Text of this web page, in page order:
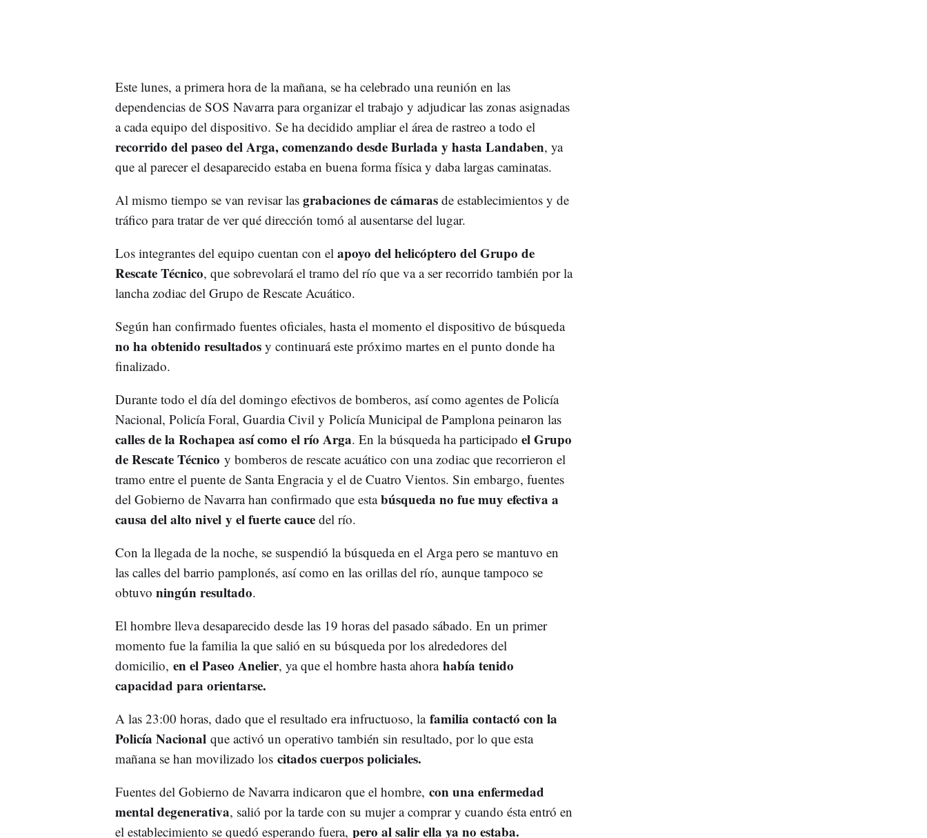
Este lunes, a primera hora de la mañana, se ha celebrado una reunión en las
dependencias de SOS Navarra para organizar el trabajo y adjudicar las zonas asignadas
a cada equipo del dispositivo. Se ha decidido ampliar el área de rastreo a todo el
recorrido del paseo del Arga, comenzando desde Burlada y hasta Landaben, ya
que al parecer el desaparecido estaba en buena forma física y daba largas caminatas.
Al mismo tiempo se van revisar las grabaciones de cámarasde establecimientos y de
tráfico para tratar de ver qué dirección tomó al ausentarse del lugar.
Los integrantes del equipo cuentan con el apoyo del helicóptero del Grupo de
Rescate Técnico, que sobrevolará el tramo del río que va a ser recorrido también por la
lancha zodiac del Grupo de Rescate Acuático.
Según han confirmado fuentes oficiales, hasta el momento el dispositivo de búsqueda
no ha obtenido resultados y continuará este próximo martes en el punto donde ha
finalizado.
Durante todo el día del domingo efectivos de bomberos, así como agentes de Policía
Nacional, Policía Foral, Guardia Civil y Policía Municipal de Pamplona peinaron las
calles de la Rochapea así como el río Arga. En la búsqueda ha participado el Grupo
de Rescate Técnico y bomberos de rescate acuático con una zodiac que recorrieron el
tramo entre el puente de Santa Engracia y el de Cuatro Vientos. Sin embargo, fuentes
del Gobierno de Navarra han confirmado que estabúsqueda no fue muy efectiva a
causa del alto nivel y el fuerte caucedel río.
Con la llegada de la noche, se suspendió la búsqueda en el Arga pero se mantuvo en
las calles del barrio pamplonés, así como en las orillas del río, aunque tampoco se
obtuvo ningún resultado.
El hombre lleva desaparecido desde las 19 horas del pasado sábado. En un primer
momento fue la familia la que salió en su búsqueda por los alrededores del
domicilio, en el Paseo Anelier, ya que el hombre hasta ahora había tenido
capacidad para orientarse.
A las 23:00 horas, dado que el resultado era infructuoso, lafamilia contactó con la
Policía Nacional que activó un operativo también sin resultado, por lo que esta
mañana se han movilizado los citados cuerpos policiales.
Fuentes del Gobierno de Navarra indicaron que el hombre, con una enfermedad
mental degenerativa, salió por la tarde con su mujer a comprar y cuando ésta entró en
el establecimiento se quedó esperando fuera, pero al salir ella ya no estaba.